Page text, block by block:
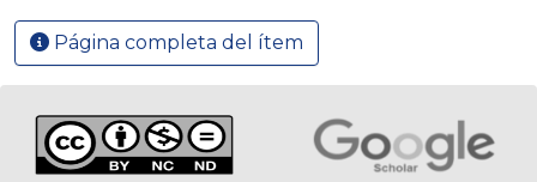
Página completa del ítem